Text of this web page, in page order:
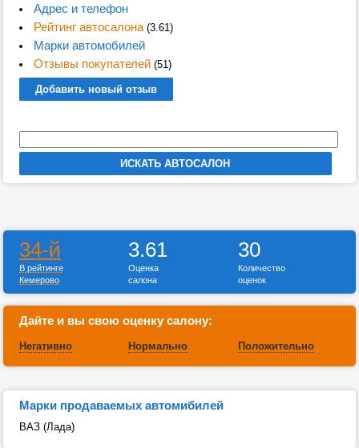
Адрес и телефон
Рейтинг автосалона(3.61)
Марки автомобилей
Отзывы покупателей(51)
Добавить новый отзыв
34-й
В рейтинге
Кемерово
3.61
Оценка
салона
30
Количество
оценок
Дайте и вы свою оценку салону:
Негативно Нормально Положительно
Марки продаваемых автомибилей
ВАЗ (Лада)